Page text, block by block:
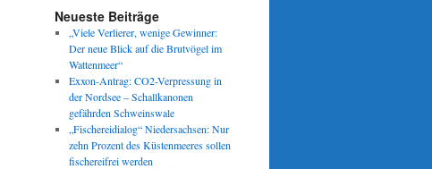
Neueste Beiträge
„Viele Verlierer, wenige Gewinner:
Der neue Blick auf die Brutvögel im
Wattenmeer“
Exxon-Antrag: CO2-Verpressung in
der Nordsee – Schallkanonen
gefährden Schweinswale
„Fischereidialog“ Niedersachsen: Nur
zehn Prozent des Küstenmeeres sollen
fischereifrei werden